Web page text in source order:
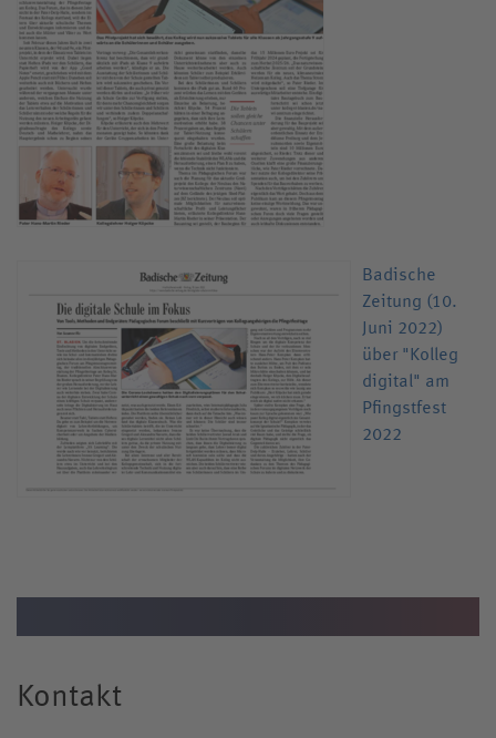
Badische
Zeitung (10.
Juni 2022)
über "Kolleg
digital" am
Pfingstfest
2022
Kontakt